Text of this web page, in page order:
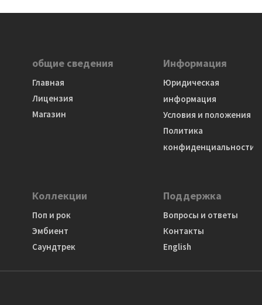
общие сведения
Главная
Лицензия
Магазин
Информация
Юридическая
информация
Условия и положения
Политика
конфиденциальности
Коллекции
Поп и рок
Эмбиент
Саундтрек
Поддержка
Вопросы и ответы
Контакты
English